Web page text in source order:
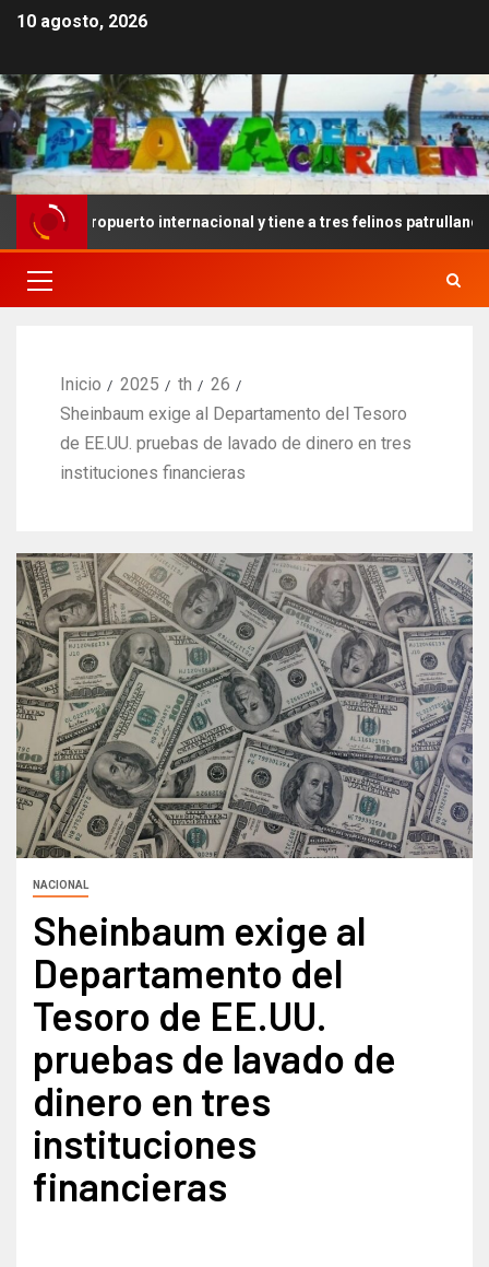
10 agosto, 2026
internacional y tiene a tres felinos patrullando las
Inicio 2025 th
26
Sheinbaum exige al Departamento del Tesoro
de EE.UU. pruebas de lavado de dinero en tres
instituciones financieras
NACIONAL
Sheinbaum exige al
Departamento del
Tesoro de EE.UU.
pruebas de lavado de
dinero en tres
instituciones
financieras